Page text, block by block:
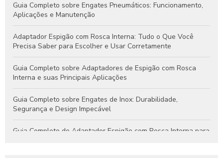
Guia Completo sobre Engates Pneumáticos: Funcionamento,
Aplicações e Manutenção
Adaptador Espigão com Rosca Interna: Tudo o Que Você
Precisa Saber para Escolher e Usar Corretamente
Guia Completo sobre Adaptadores de Espigão com Rosca
Interna e suas Principais Aplicações
Guia Completo sobre Engates de Inox: Durabilidade,
Segurança e Design Impecável
Guia Completo do Adaptador Espigão com Rosca Interna para